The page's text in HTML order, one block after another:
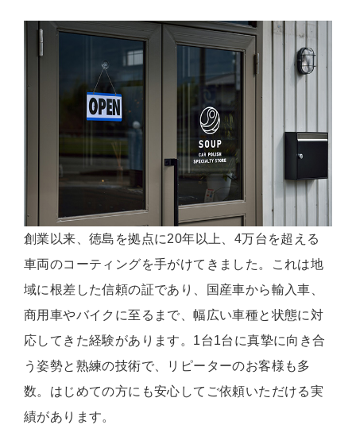
創業以来、徳島を拠点に20年以上、4万台を超える
車両のコーティングを手がけてきました。これは地
域に根差した信頼の証であり、国産車から輸入車、
商用車やバイクに至るまで、幅広い車種と状態に対
応してきた経験があります。1台1台に真摯に向き合
う姿勢と熟練の技術で、リピーターのお客様も多
数。はじめての方にも安心してご依頼いただける実
績があります。